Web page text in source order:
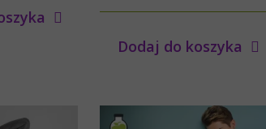
Dodaj do koszyka